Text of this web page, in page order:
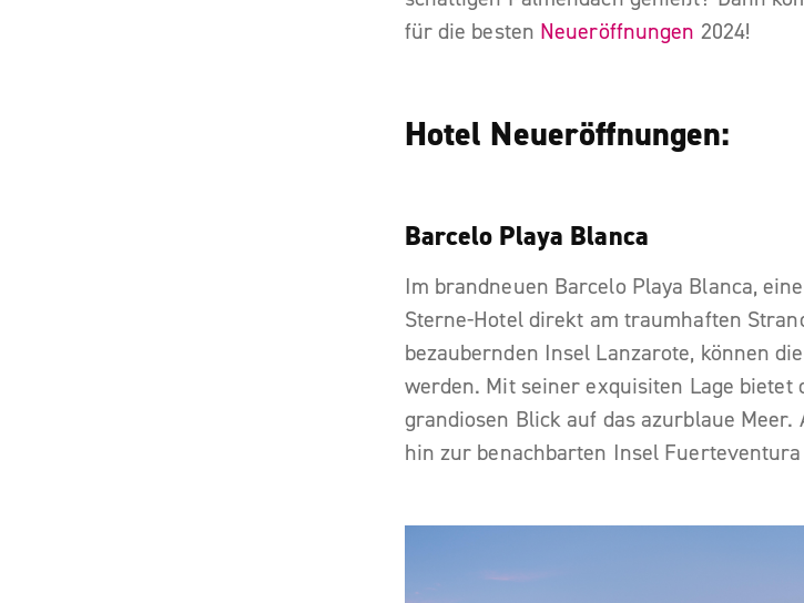
für die besten Neueröffnungen 2024!
Hotel Neueröffnungen:
Barcelo Playa Blanca
Im brandneuen Barcelo Playa Blanca,
Sterne-Hotel direkt am traumhaften
bezaubernden Insel Lanzarote, können
werden. Mit seiner exquisiten Lage bietet
grandiosen Blick auf das azurblaue
hin zur benachbarten Insel